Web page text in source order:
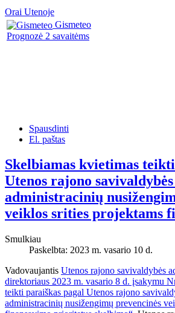
Orai Utenoje
Gismeteo
Prognozė 2 savaitėms
Spausdinti
El. paštas
Skelbiamas kvietimas
Utenos rajono
administracinių
veiklos srities projektams
Smulkiau
Paskelbta: 2023 m. vasario 10 d.
Vadovaujantis Utenos rajono savivaldybės
direktoriaus 2023 m. vasario 8 d. įsakymu
teikti paraiškas pagal Utenos rajono
administracinių nusižengimų prevencinės